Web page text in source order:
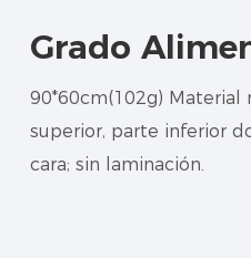
Grado
90*60cm(102g) Material
superior, parte inferior
cara; sin laminación.